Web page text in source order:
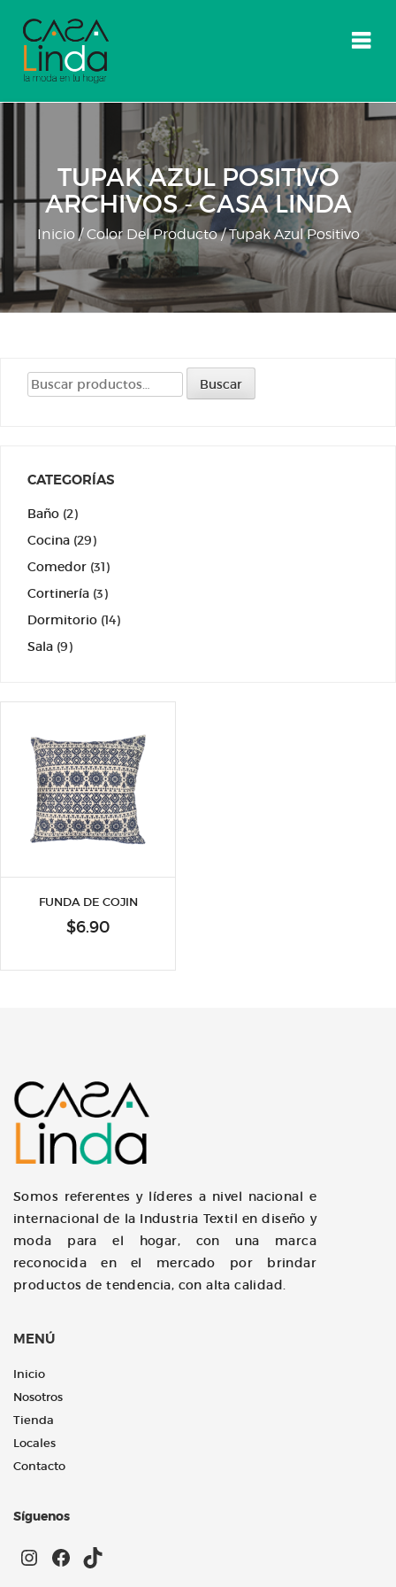
content
TUPAK AZUL POSITIVO
ARCHIVOS - CASA LINDA
Inicio / Color Del Producto / Tupak Azul Positivo
Buscar
por:
Buscar
CATEGORÍAS
Baño (2)
Cocina (29)
Comedor (31)
Cortinería (3)
Dormitorio (14)
Sala (9)
FUNDA DE COJIN
$6.90
Somos referentes y líderes a nivel nacional e
internacional de la Industria Textil en diseño y
moda para el hogar, con una marca
reconocida en el mercado por brindar
productos de tendencia, con alta calidad.
MENÚ
Inicio
Nosotros
Tienda
Locales
Contacto
Síguenos
Instagram
Facebook
TikTok